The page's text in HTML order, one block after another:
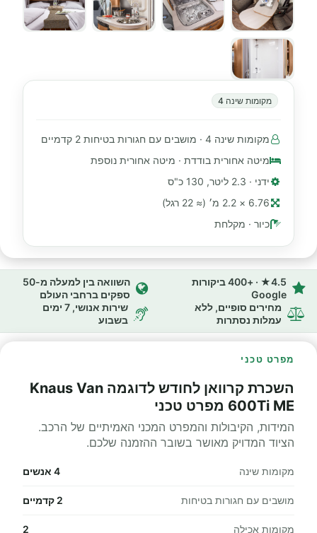
מקומות שינה 4
מקומות שינה 4 · מושבים עם חגורות בטיחות 2 קדמיים
מיטה אחורית בודדת · מיטה אחורית נוספת
ידני · 2.3 ליטר, 130 כ"ס
6.76 × 2.2 מ׳ (≈ 22 רגל)
כיור · מקלחת
4.5★ · +400 ביקורות
Google
השוואה בין למעלה מ-50
ספקים ברחבי העולם
מחירים סופיים, ללא
עמלות נסתרות
שירות אנושי, 7 ימים
בשבוע
מפרט טכני
השכרת קרוואן לחודש לדוגמה Knaus Van
600Ti ME מפרט טכני
המידות, הקיבולות והמפרט המכני האמיתיים של הרכב.
הציוד המדויק מאושר בשובר ההזמנה שלכם.
מקומות שינה 4 אנשים
מושבים עם חגורות בטיחות 2 קדמיים
מקומות אכילה 2